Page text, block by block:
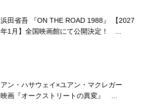
浜田省吾 『ON THE ROAD 1988』 【2027
年1月】全国映画館にて公開決定！ ...
アン・ハサウェイ×ユアン・マクレガー
映画『オークストリートの異変』 ...